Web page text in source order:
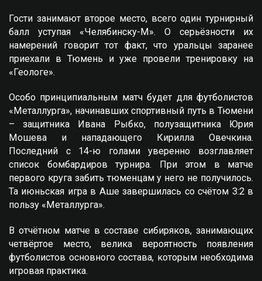
Гости занимают второе место, всего один турнирный
балл уступая «Челябинску-М». О серьёзности их
намерений говорит тот факт, что уральцы заранее
приехали в Тюмень и уже провели тренировку на
«Геологе».
Особо принципиальным матч будет для футболистов
«Металлурга», начинавших спортивный путь в Тюмени
– защитника Ивана Рыбко, полузащитника Юрия
Мошева и нападающего Кирилла Овечкина.
Последний с 14-ю голами уверенно возглавляет
список бомбардиров турнира. При этом в матче
первого круга забить тюменцам у него не получилось.
Та июньская игра в Аше завершилась со счётом 3:2 в
пользу «Металлурга».
В отчётном матче в составе сибиряков, занимающих
четвёртое место, велика вероятность появления
футболистов основного состава, которым необходима
игровая практика.